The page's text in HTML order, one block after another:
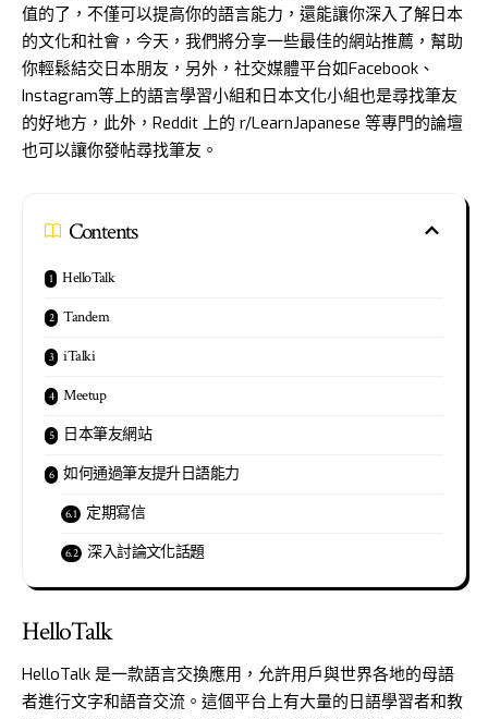
值的了，不僅可以提高你的語言能力，還能讓你深入了解日本
的文化和社會，今天，我們將分享一些最佳的網站推薦，幫助
你輕鬆結交日本朋友，另外，社交媒體平台如Facebook、
Instagram等上的語言學習小組和日本文化小組也是尋找筆友
的好地方，此外，Reddit 上的 r/LearnJapanese 等專門的論壇
也可以讓你發帖尋找筆友。
Contents
HelloTalk
Tandem
iTalki
Meetup
日本筆友網站
如何通過筆友提升日語能力
定期寫信
深入討論文化話題
HelloTalk
HelloTalk 是一款語言交換應用，允許用戶與世界各地的母語
者進行文字和語音交流。這個平台上有大量的日語學習者和教